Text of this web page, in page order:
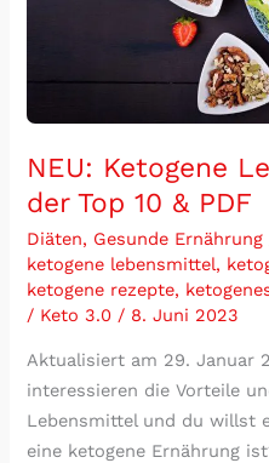
NEU: Ketogene
der Top 10 & PDF
Diäten, Gesunde Ernährung
ketogene lebensmittel,
ketogene rezepte,
/ Keto 3.0 / 8. Juni 2023
Aktualisiert am 29. Januar
interessieren die Vorteile
Lebensmittel und du willst
eine ketogene Ernährung